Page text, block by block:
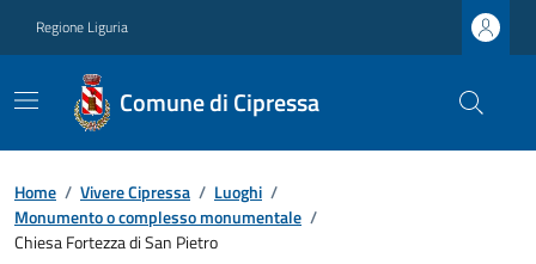
Regione Liguria
Comune di Cipressa
Home / Vivere Cipressa / Luoghi /
Monumento o complesso monumentale /
Chiesa Fortezza di San Pietro